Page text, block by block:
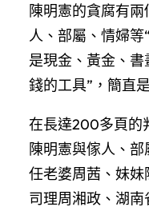
陳明憲的貪腐有
人、部屬、情婦等
是現金、黃金、
錢的工具”，簡直
在長達200多頁的
陳明憲與傢人、
任老婆周茜、妹
司理周湘政、湖